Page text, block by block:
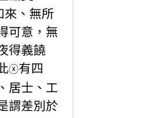
來、無所
可意，無
得義饒
ⓧ有四
居士、工
謂差別於